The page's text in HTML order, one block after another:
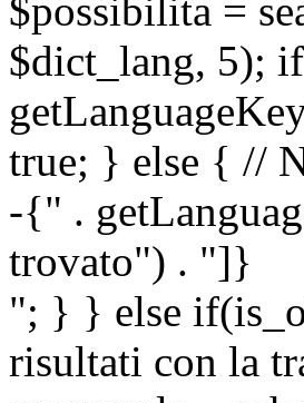
$possibilita =
$dict_lang, 5);
true; } else { //
-{" .
trovato") . "]}
"; } } else
risultati con la